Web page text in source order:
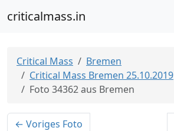
criticalmass.in
Critical Mass
Bremen
Critical Mass Bremen 25.10.2019
Foto 34362 aus Bremen
← Voriges Foto